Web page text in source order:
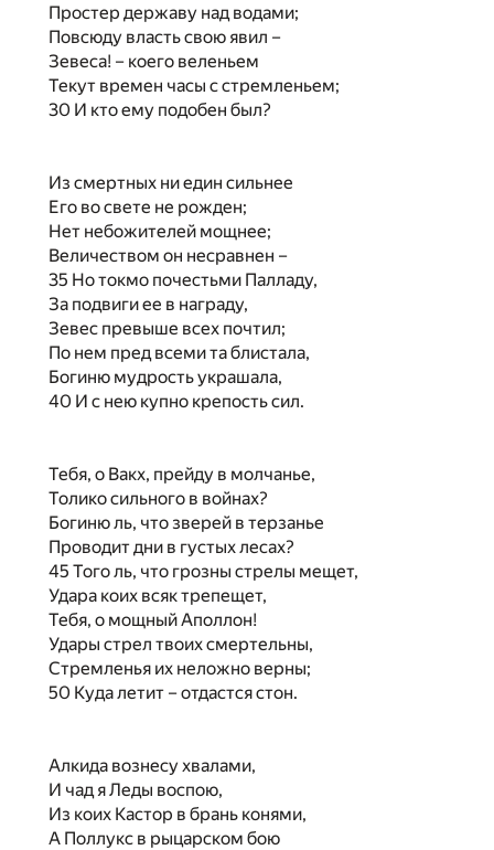
Простер державу над водами;
Повсюду власть свою явил –
Зевеса! – коего веленьем
Текут времен часы с стремленьем;
30 И кто ему подобен был?
Из смертных ни един сильнее
Его во свете не рожден;
Нет небожителей мощнее;
Величеством он несравнен –
35 Но токмо почестьми Палладу,
За подвиги ее в награду,
Зевес превыше всех почтил;
По нем пред всеми та блистала,
Богиню мудрость украшала,
40 И с нею купно крепость сил.
Тебя, о Вакх, прейду в молчанье,
Толико сильного в войнах?
Богиню ль, что зверей в терзанье
Проводит дни в густых лесах?
45 Того ль, что грозны стрелы мещет,
Удара коих всяк трепещет,
Тебя, о мощный Аполлон!
Удары стрел твоих смертельны,
Стремленья их неложно верны;
50 Куда летит – отдастся стон.
Алкида вознесу хвалами,
И чад я Леды воспою,
Из коих Кастор в брань конями,
А Поллукс в рыцарском бою